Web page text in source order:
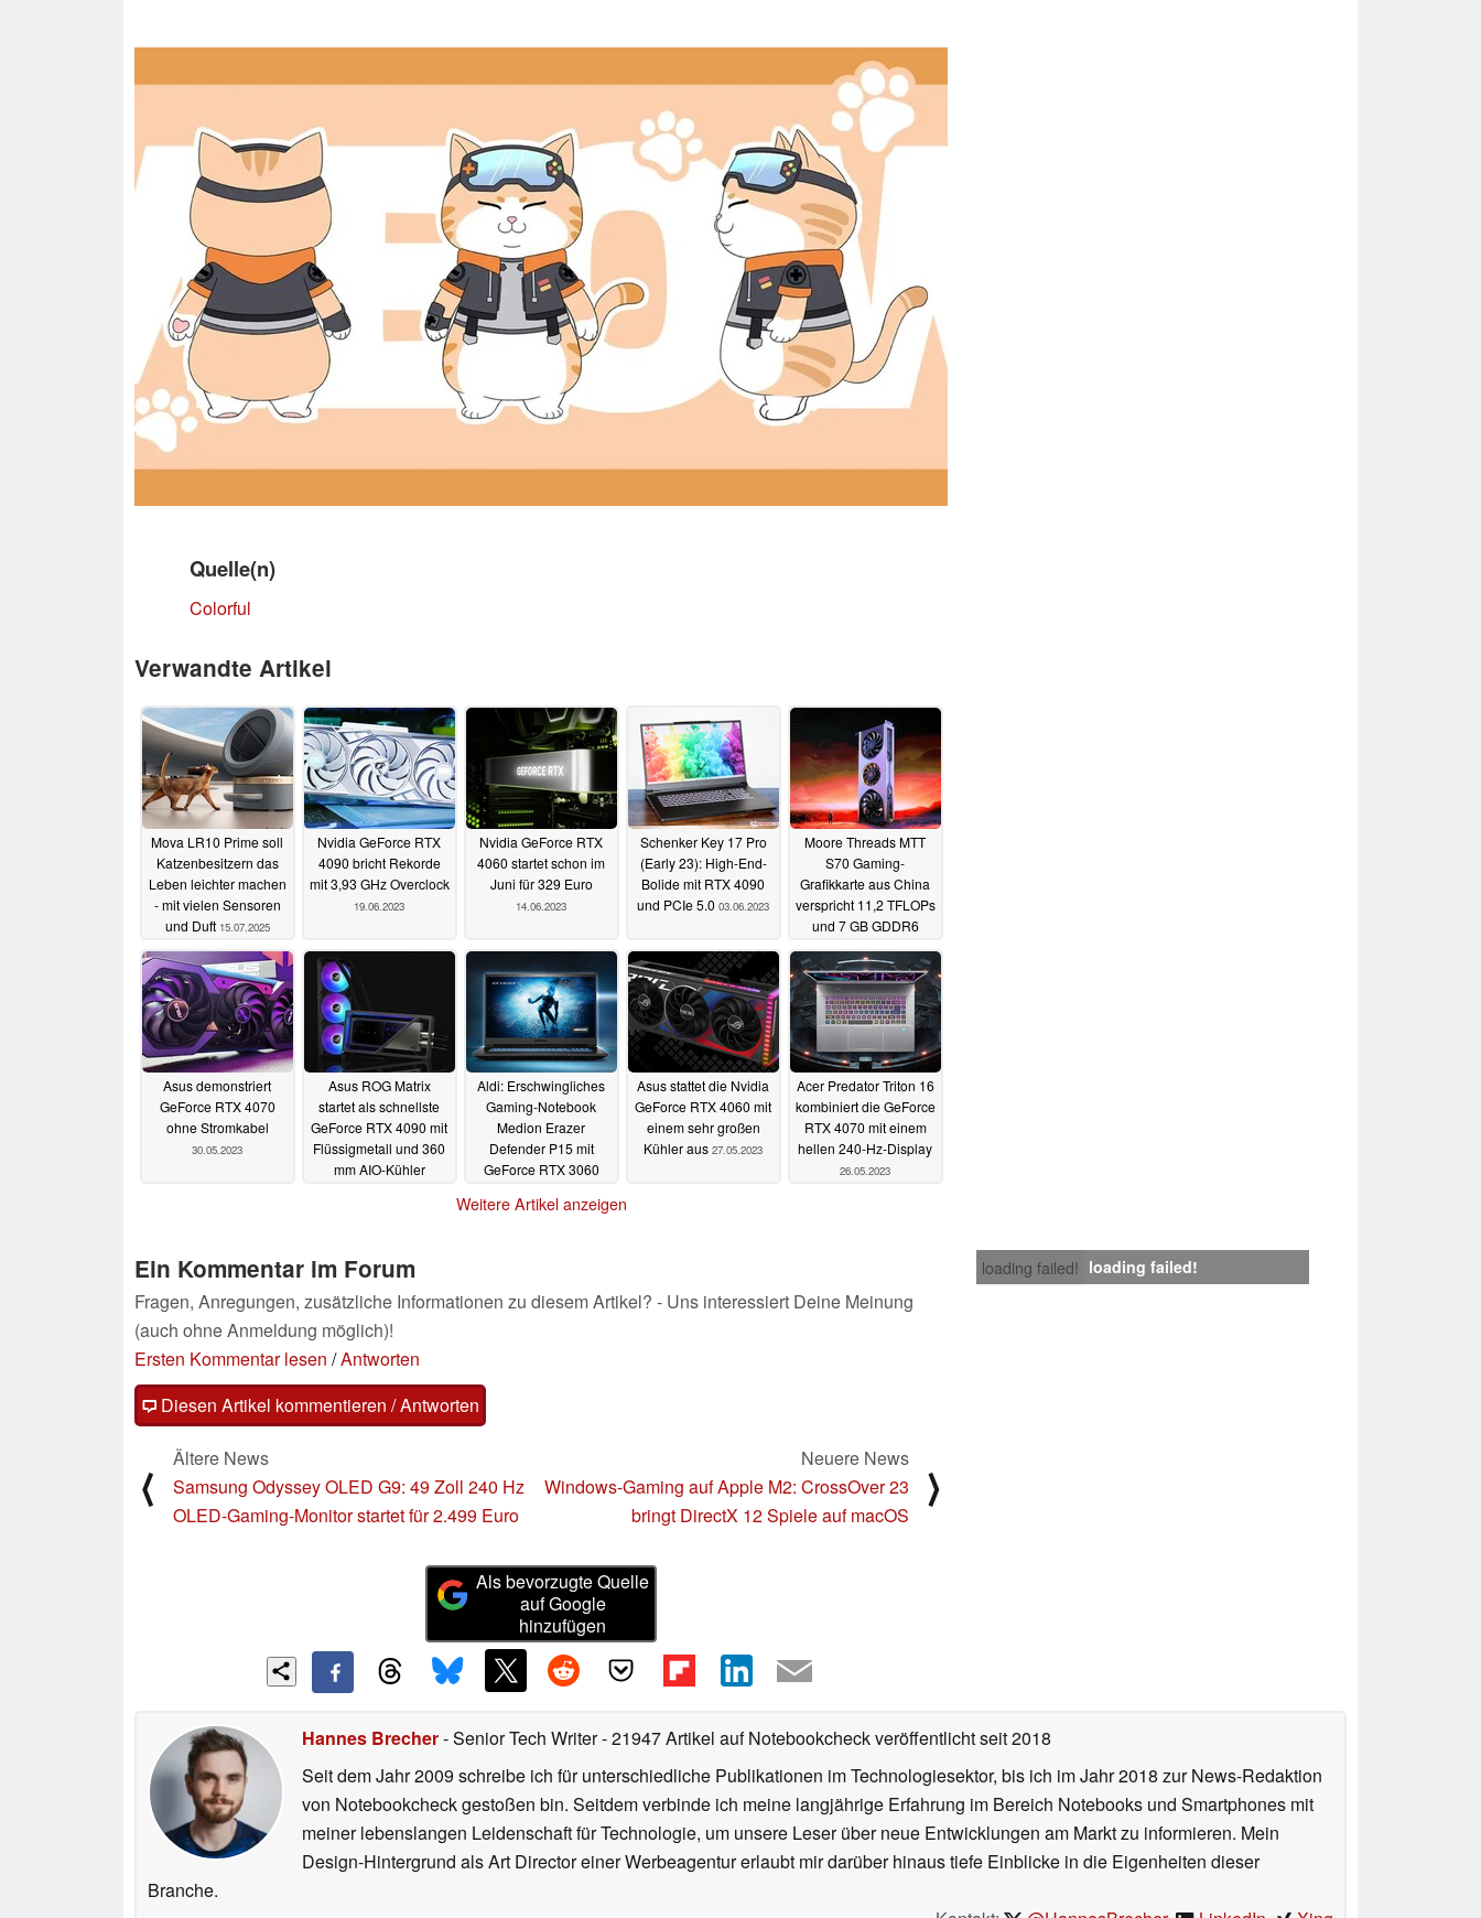
Quelle(n)
Colorful
Verwandte Artikel
Mova LR10 Prime soll
Katzenbesitzern das
Leben leichter machen
- mit vielen Sensoren
und Duft 15.07.2025
Nvidia GeForce RTX
4090 bricht Rekorde
mit 3,93 GHz Overclock
19.06.2023
Nvidia GeForce RTX
4060 startet schon im
Juni für 329 Euro
14.06.2023
Schenker Key 17 Pro
(Early 23): High-End-
Bolide mit RTX 4090
und PCIe 5.0 03.06.2023
Moore Threads MTT
S70 Gaming-
Grafikkarte aus China
verspricht 11,2 TFLOPs
und 7 GB GDDR6
01.06.2023
Asus demonstriert
GeForce RTX 4070
ohne Stromkabel
30.05.2023
Asus ROG Matrix
startet als schnellste
GeForce RTX 4090 mit
Flüssigmetall und 360
mm AIO-Kühler
Aldi: Erschwingliches
Gaming-Notebook
Medion Erazer
Defender P15 mit
GeForce RTX 3060
Angebot28.05.2023
Asus stattet die Nvidia
GeForce RTX 4060 mit
einem sehr großen
Kühler aus 27.05.2023
Acer Predator Triton 16
kombiniert die GeForce
RTX 4070 mit einem
hellen 240-Hz-Display
26.05.2023
Weitere Artikel anzeigen
loading failed! loading failed!
Ein Kommentar im Forum
Fragen, Anregungen, zusätzliche Informationen zu diesem Artikel? - Uns interessiert Deine Meinung
(auch ohne Anmeldung möglich)!
Ersten Kommentar lesen /Antworten
Diesen Artikel kommentieren / Antworten
⟨
Ältere News
Samsung Odyssey OLED G9: 49 Zoll 240 Hz
OLED-Gaming-Monitor startet für 2.499 Euro
Neuere News
Windows-Gaming auf Apple M2: CrossOver 23
bringt DirectX 12 Spiele auf macOS
⟩
Als bevorzugte Quelle
auf Google
hinzufügen
Hannes Brecher- Senior Tech Writer- 21947 Artikel auf Notebookcheck veröffentlichtseit 2018
Seit dem Jahr 2009 schreibe ich für unterschiedliche Publikationen im Technologiesektor, bis ich im Jahr 2018 zur News-Redaktion
von Notebookcheck gestoßen bin. Seitdem verbinde ich meine langjährige Erfahrung im Bereich Notebooks und Smartphones mit
meiner lebenslangen Leidenschaft für Technologie, um unsere Leser über neue Entwicklungen am Markt zu informieren. Mein
Design-Hintergrund als Art Director einer Werbeagentur erlaubt mir darüber hinaus tiefe Einblicke in die Eigenheiten dieser
Branche.